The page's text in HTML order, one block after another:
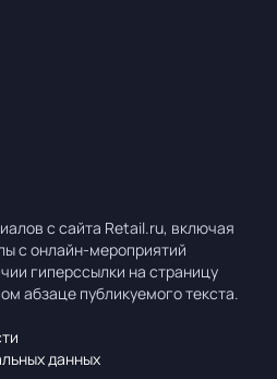
с сайта Retail.ru, включая
с онлайн-мероприятий
гиперссылки на страницу
абзаце публикуемого текста.
данных